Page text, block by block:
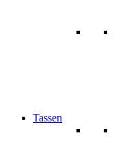
Tassen